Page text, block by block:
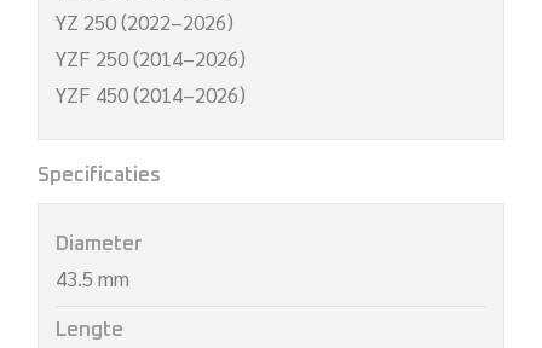
YZ 250 (2022–2026)
YZF 250 (2014–2026)
YZF 450 (2014–2026)
Specificaties
Diameter
43.5 mm
Lengte